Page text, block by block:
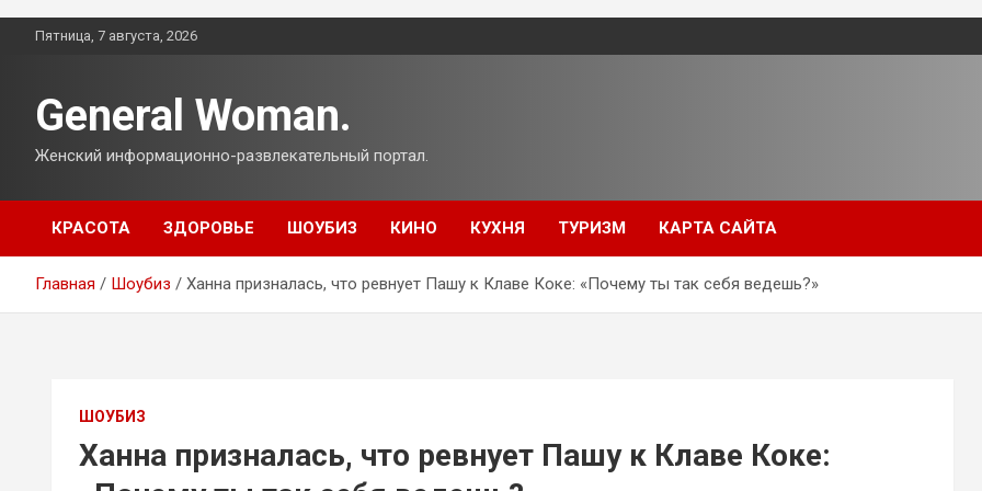
ПерейтиПятница, 7 августа, 2026
General Woman.
Женский информационно-развлекательный портал.
КРАСОТА ЗДОРОВЬЕ ШОУБИЗ КИНО КУХНЯ ТУРИЗМ КАРТА САЙТА
Главная Шоубиз Ханна призналась, что ревнует Пашу к Клаве Коке: «Почему ты так себя ведешь?»
ШОУБИЗ
Ханна призналась, что ревнует Пашу к Клаве Коке: